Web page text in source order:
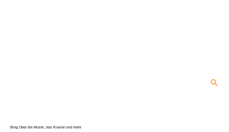
Blog Über die Musik, das Klavier und mehr